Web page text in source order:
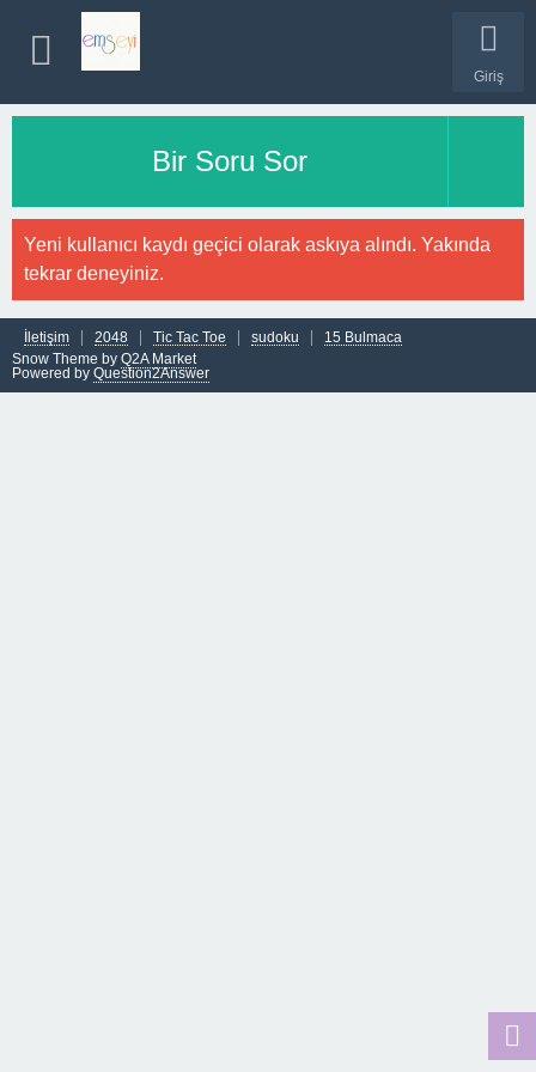
Giriş
Bir Soru Sor
Yeni kullanıcı kaydı geçici olarak askıya alındı. Yakında
tekrar deneyiniz.
İletişim 2048 Tic Tac Toe sudoku
15 Bulmaca
Snow Theme by Q2A Market
Powered by Question2Answer